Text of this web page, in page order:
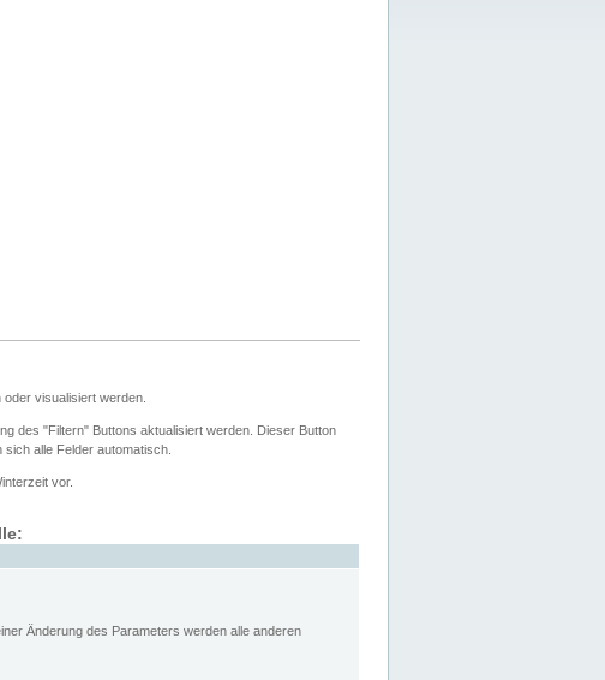
visualisiert werden.
des "Filtern" Buttons aktualisiert werden. Dieser Button
alle Felder automatisch.
vor.
Änderung des Parameters werden alle anderen